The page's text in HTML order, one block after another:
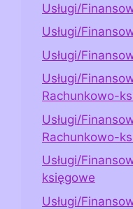
Usługi/
Usługi/
Usługi/
Usługi/
Rachunkowo-
Usługi/
Rachunkowo-
Usługi/
księgowe
Usługi/